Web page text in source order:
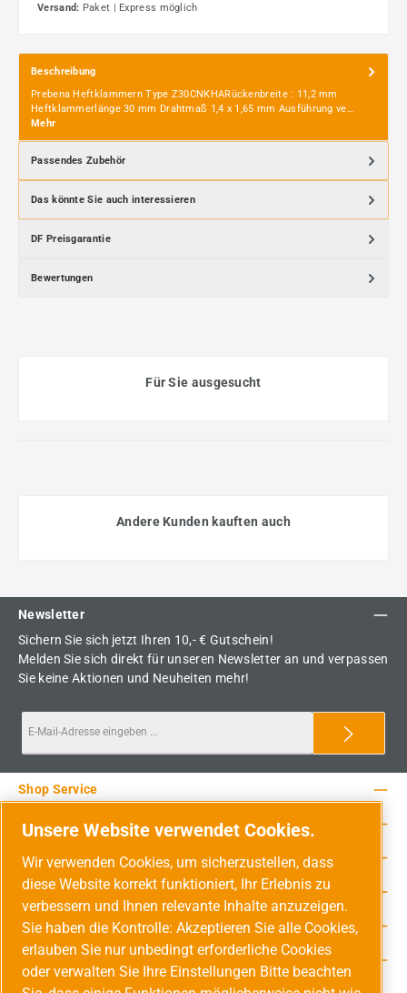
Versand: Paket | Express möglich
Beschreibung
Prebena Heftklammern Type Z30CNKHARückenbreite : 11,2 mm
Heftklammerlänge 30 mm Drahtmaß 1,4 x 1,65 mm Ausführung ve…
Mehr
Passendes Zubehör
Das könnte Sie auch interessieren
DF Preisgarantie
Bewertungen
Für Sie ausgesucht
Andere Kunden kauften auch
Newsletter
Sichern Sie sich jetzt Ihren 10,- € Gutschein!
Melden Sie sich direkt für unseren Newsletter an und verpassen
Sie keine Aktionen und Neuheiten mehr!
Service-Hotline
Shop Service
Rechtliche Hinweise
Unsere Vorteile
Versandarten
Zahlungsarten
Unsere Website verwendet Cookies.
Wir verwenden Cookies, um sicherzustellen, dass
diese Website korrekt funktioniert, Ihr Erlebnis zu
verbessern und Ihnen relevante Inhalte anzuzeigen.
Sie haben die Kontrolle: Akzeptieren Sie alle Cookies,
erlauben Sie nur unbedingt erforderliche Cookies
oder verwalten Sie Ihre Einstellungen Bitte beachten